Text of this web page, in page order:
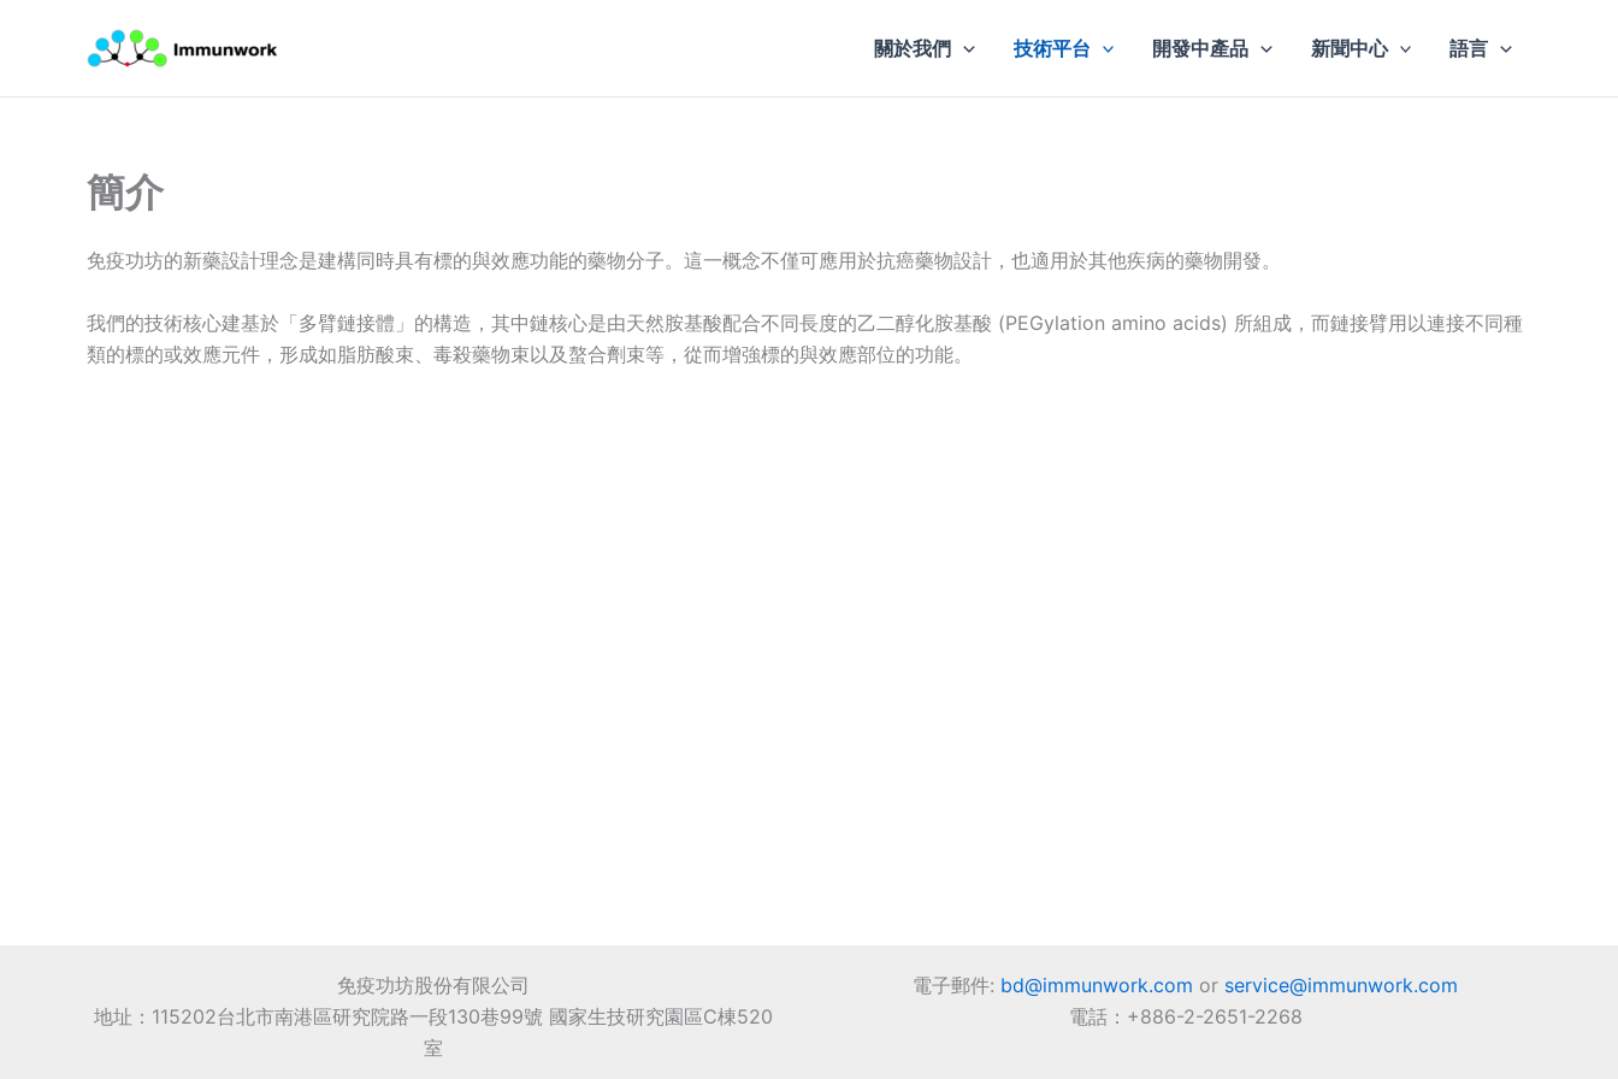
關於我們 技術平台 開發中產品 新聞中心 語言
簡介
免疫功坊的新藥設計理念是建構同時具有標的與效應功能的藥物分子。這一概念不僅可應用於抗癌藥物設計，也適用於其他疾病的藥物開發。
我們的技術核心建基於「多臂鏈接體」的構造，其中鏈核心是由天然胺基酸配合不同長度的乙二醇化胺基酸 (PEGylation amino acids) 所組成，而鏈接臂用以連接不同種
類的標的或效應元件，形成如脂肪酸束、毒殺藥物束以及螯合劑束等，從而增強標的與效應部位的功能。
免疫功坊股份有限公司
地址：115202台北市南港區研究院路一段130巷99號 國家生技研究園區C棟520
室
電子郵件: bd@immunwork.com or service@immunwork.com
電話：+886-2-2651-2268